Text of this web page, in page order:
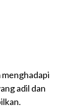
menghadapi
adil dan